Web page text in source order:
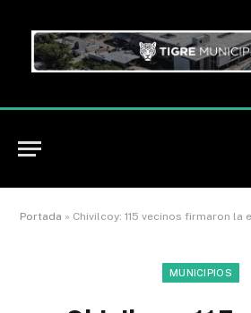
Portada » Chivilcoy: 115 vecinos firmaron la
MUNICIPIOS